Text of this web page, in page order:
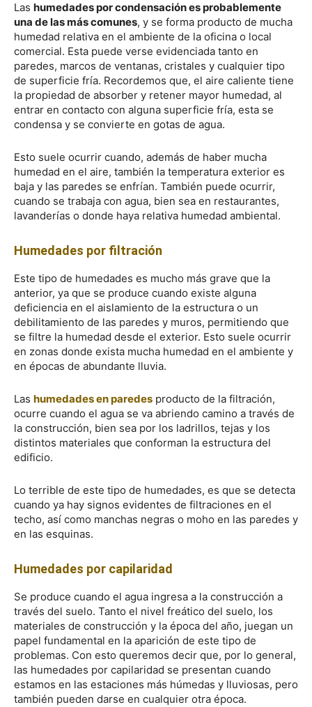
Las humedades por condensación es probablemente
una de las más comunes, y se forma producto de mucha
humedad relativa en el ambiente de la oficina o local
comercial. Esta puede verse evidenciada tanto en
paredes, marcos de ventanas, cristales y cualquier tipo
de superficie fría. Recordemos que, el aire caliente tiene
la propiedad de absorber y retener mayor humedad, al
entrar en contacto con alguna superficie fría, esta se
condensa y se convierte en gotas de agua.
Esto suele ocurrir cuando, además de haber mucha
humedad en el aire, también la temperatura exterior es
baja y las paredes se enfrían. También puede ocurrir,
cuando se trabaja con agua, bien sea en restaurantes,
lavanderías o donde haya relativa humedad ambiental.
Humedades por filtración
Este tipo de humedades es mucho más grave que la
anterior, ya que se produce cuando existe alguna
deficiencia en el aislamiento de la estructura o un
debilitamiento de las paredes y muros, permitiendo que
se filtre la humedad desde el exterior. Esto suele ocurrir
en zonas donde exista mucha humedad en el ambiente y
en épocas de abundante lluvia.
Las humedades en paredes producto de la filtración,
ocurre cuando el agua se va abriendo camino a través de
la construcción, bien sea por los ladrillos, tejas y los
distintos materiales que conforman la estructura del
edificio.
Lo terrible de este tipo de humedades, es que se detecta
cuando ya hay signos evidentes de filtraciones en el
techo, así como manchas negras o moho en las paredes y
en las esquinas.
Humedades por capilaridad
Se produce cuando el agua ingresa a la construcción a
través del suelo. Tanto el nivel freático del suelo, los
materiales de construcción y la época del año, juegan un
papel fundamental en la aparición de este tipo de
problemas. Con esto queremos decir que, por lo general,
las humedades por capilaridad se presentan cuando
estamos en las estaciones más húmedas y lluviosas, pero
también pueden darse en cualquier otra época.